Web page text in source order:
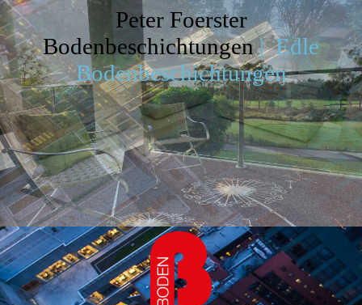
Peter Foerster
Bodenbeschichtungen |Edle
Bodenbeschichtungen